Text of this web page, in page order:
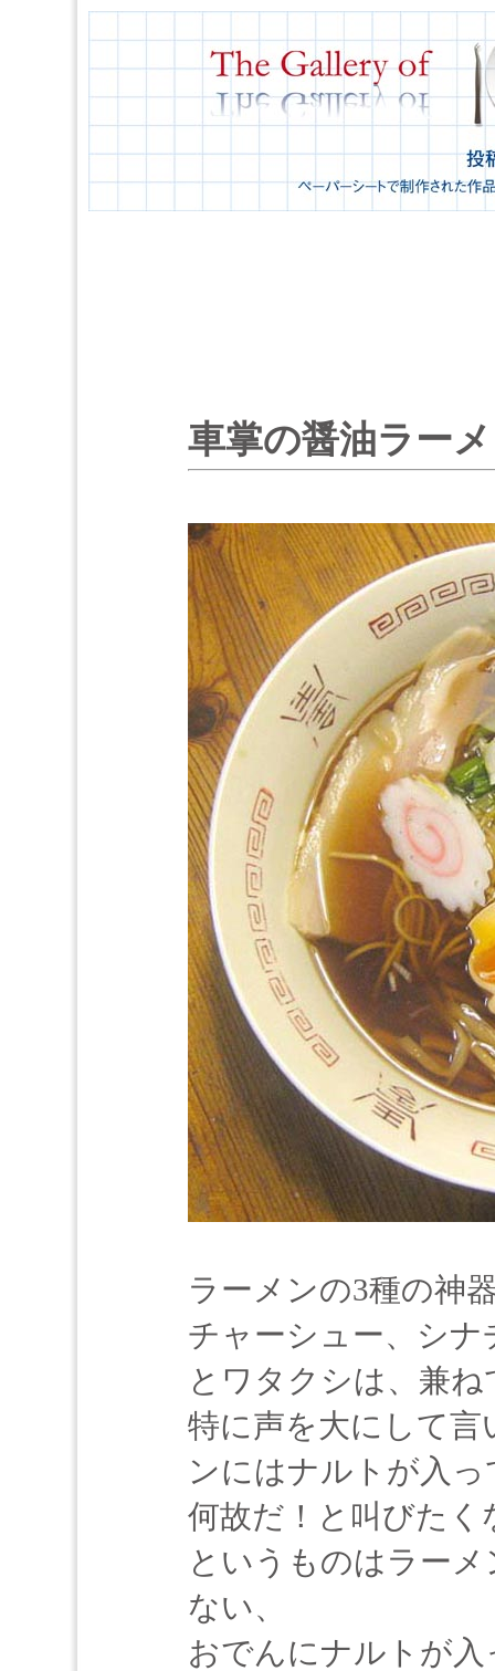
車掌の醤油ラー
ラーメンの3種の神
チャーシュー、シ
とワタクシは、兼
特に声を大にして
ンにはナルトが入
何故だ！と叫びた
というものはラー
ない、
おでんにナルトが